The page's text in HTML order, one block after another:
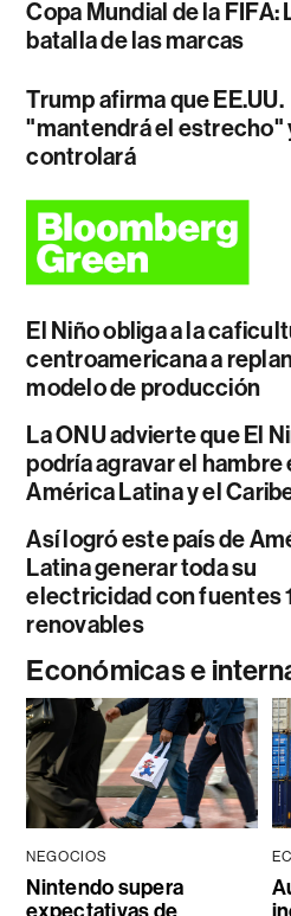
Copa Mundial de la FIFA:
batalla de las marcas
Trump afirma que EE.UU.
"mantendrá el estrecho"
controlará
El Niño obliga a la
centroamericana a
modelo de producción
La ONU advierte que El
podría agravar el hambre
América Latina y el
Así logró este país de
Latina generar toda su
electricidad con fuentes
renovables
Económicas e
NEGOCIOS
Nintendo supera